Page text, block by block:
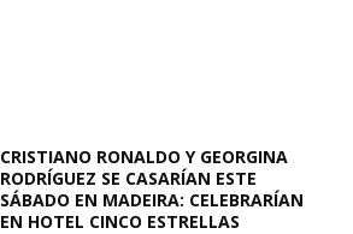
CRISTIANO RONALDO Y GEORGINA
RODRÍGUEZ SE CASARÍAN ESTE
SÁBADO EN MADEIRA: CELEBRARÍAN
EN HOTEL CINCO ESTRELLAS